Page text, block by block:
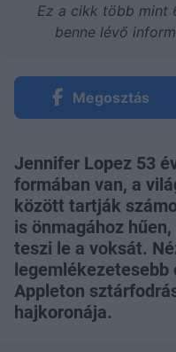
Ez a cikk több mint
benne lévő
Megosztás
Jennifer Lopez 53
formában van, a
között tartják
is önmagához
teszi le a voksát.
legemlékezetesebb
Appleton
hajkoronája.